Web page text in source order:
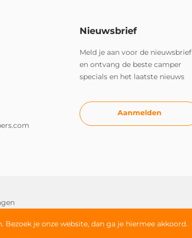
je onze website, dan ga je hiermee akkoord.
Nieuwsbrief
Meld je aan voor de nieuwsbrief
en ontvang de beste camper
specials en het laatste nieuws
Aanmelden